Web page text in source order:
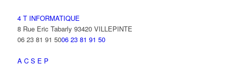
4 T INFORMATIQUE
8 Rue Eric Tabarly 93420 VILLEPINTE
06 23 81 91 5006 23 81 91 50
A C S E P